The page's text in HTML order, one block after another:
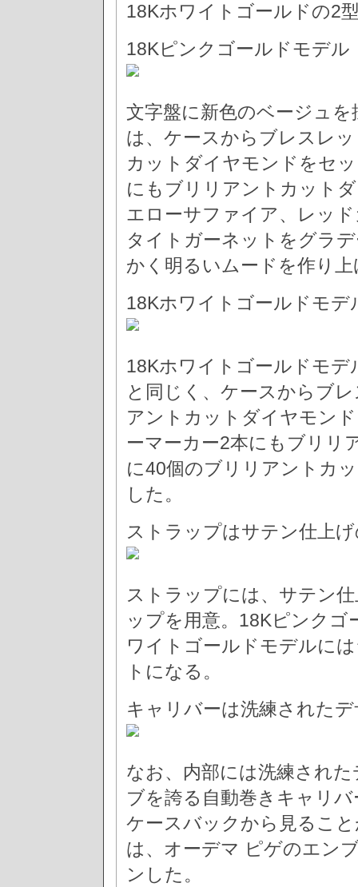
18Kホワイトゴールドの2
18Kピンクゴールドモデル
文字盤に新色のベージュ
は、ケースからブレスレ
カットダイヤモンドをセ
にもブリリアントカット
エローサファイア、レッ
タイトガーネットをグラ
かく明るいムードを作り
18Kホワイトゴールドモデ
18Kホワイトゴールドモ
と同じく、ケースからブ
アントカットダイヤモン
ーマーカー2本にもブリリ
に40個のブリリアントカ
した。
ストラップはサテン仕上
ストラップには、サテン
ップを用意。18Kピンク
ワイトゴールドモデルに
トになる。
キャリバーは洗練された
なお、内部には洗練され
ブを誇る自動巻きキャリ
ケースバックから見るこ
は、オーデマ ピゲのエン
ンした。